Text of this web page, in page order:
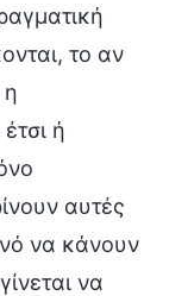
το αν
η
ή
αυτές
να κάνουν
να